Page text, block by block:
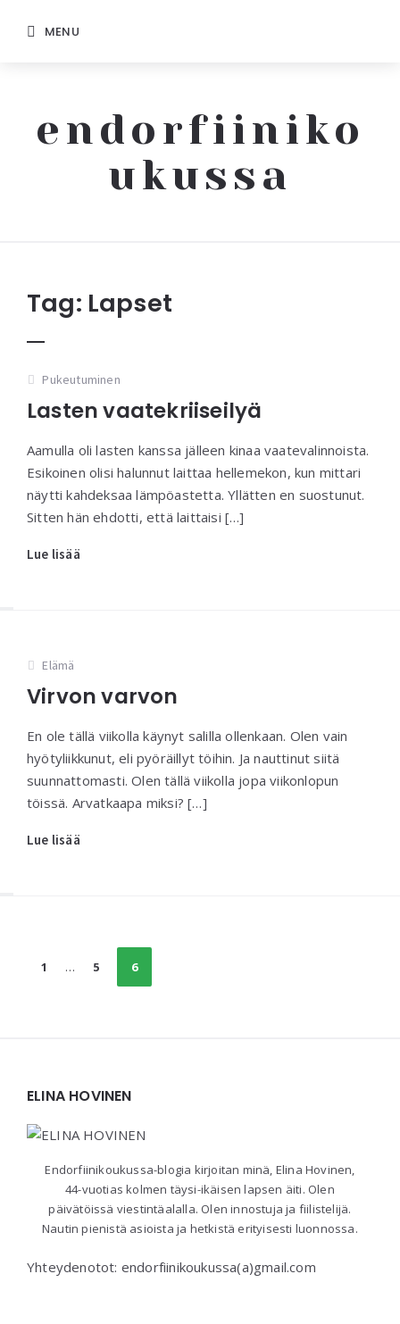
MENU
endorfiiniko
ukussa
Tag: Lapset
Pukeutuminen
Lasten vaatekriiseilyä
Aamulla oli lasten kanssa jälleen kinaa vaatevalinnoista.
Esikoinen olisi halunnut laittaa hellemekon, kun mittari
näytti kahdeksaa lämpöastetta. Yllätten en suostunut.
Sitten hän ehdotti, että laittaisi […]
Lue lisää
Elämä
Virvon varvon
En ole tällä viikolla käynyt salilla ollenkaan. Olen vain
hyötyliikkunut, eli pyöräillyt töihin. Ja nauttinut siitä
suunnattomasti. Olen tällä viikolla jopa viikonlopun
töissä. Arvatkaapa miksi? […]
Lue lisää
Posts
navigation
1 … 5 6
ELINA HOVINEN
Endorfiinikoukussa-blogia kirjoitan minä, Elina Hovinen,
44-vuotias kolmen täysi-ikäisen lapsen äiti. Olen
päivätöissä viestintäalalla. Olen innostuja ja fiilistelijä.
Nautin pienistä asioista ja hetkistä erityisesti luonnossa.
Yhteydenotot: endorfiinikoukussa(a)gmail.com